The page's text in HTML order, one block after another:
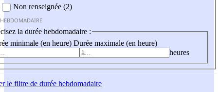
Non renseignée (2)
la durée hebdomadaire :
minimale (en heure) Durée maximale (en heure)
heures
le filtre de durée hebdomadaire